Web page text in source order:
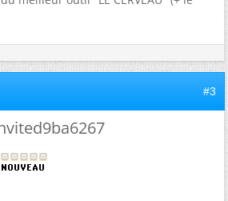
#3